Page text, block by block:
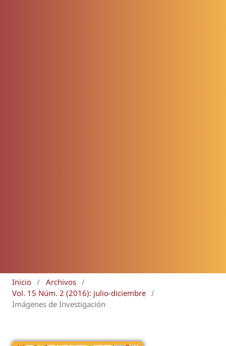
Inicio / Archivos /
Vol. 15 Núm. 2 (2016): julio-diciembre /
Imágenes de Investigación